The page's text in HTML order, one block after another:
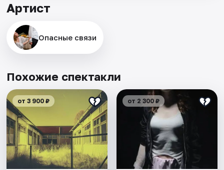
Артист
Опасные связи
Похожие спектакли
от 3 900 ₽ от 2 300 ₽